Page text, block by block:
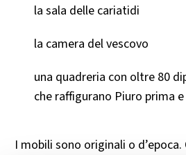
la sala delle cariatidi
la camera del vescovo
una quadreria con oltre 80
che raffigurano Piuro prima
I mobili sono originali o